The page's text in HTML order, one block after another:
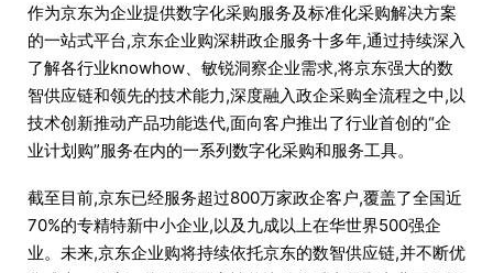
作为京东为企业提供数字化采购服务及标准化采购解决方案
的一站式平台,京东企业购深耕政企服务十多年,通过持续深入
了解各行业knowhow、敏锐洞察企业需求,将京东强大的数
智供应链和领先的技术能力,深度融入政企采购全流程之中,以
技术创新推动产品功能迭代,面向客户推出了行业首创的“企
业计划购”服务在内的一系列数字化采购和服务工具。
截至目前,京东已经服务超过800万家政企客户,覆盖了全国近
70%的专精特新中小企业,以及九成以上在华世界500强企
业。未来,京东企业购将持续依托京东的数智供应链,并不断优